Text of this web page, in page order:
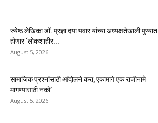
ज्येष्ठ लेखिका डॉ. प्रज्ञा दया पवार यांच्या अध्यक्षतेखाली पुण्यात
होणार ‘लोकशाहीर...
August 5, 2026
सामाजिक प्रश्नांसाठी आंदोलने करा, एकामागे एक राजीनामे
मागण्यासाठी नको’
August 5, 2026